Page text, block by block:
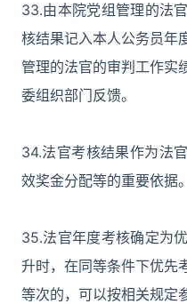
33.由本院党组管理的法
核结果记入本人公务员年
管理的法官的审判工作实
委组织部门反馈。
34.法官考核结果作为法
效奖金分配等的重要依据。
35.法官年度考核确定为
升时，在同等条件下优先
等次的，可以按相关规定